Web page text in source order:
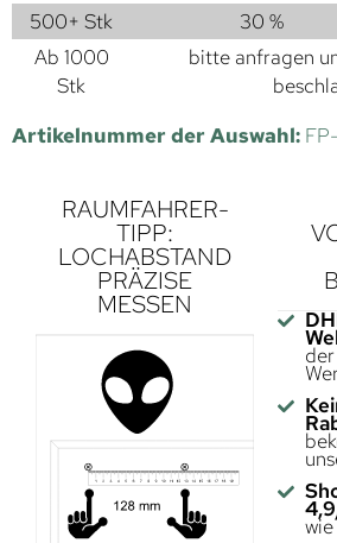
500+ Stk
30 %
Ab 1000
Stk
bitte anfragen
Artikelnummer der Auswahl:
RAUMFAHRER-
TIPP:
LOCHABSTAND
PRÄZISE
MESSEN